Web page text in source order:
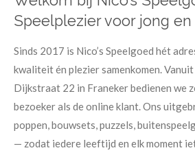
Speelplezier voor jong en
Sinds 2017 is Nico’s Speelgoed hét
kwaliteit én plezier samenkomen.
Dijkstraat 22 in Franeker bedienen we
bezoeker als de online klant. Ons
poppen, bouwsets, puzzels,
— zodat iedere leeftijd en elk moment